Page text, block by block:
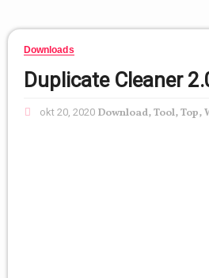
Downloads
Duplicate Cleaner
okt 20, 2020 Download,Tool,Top,